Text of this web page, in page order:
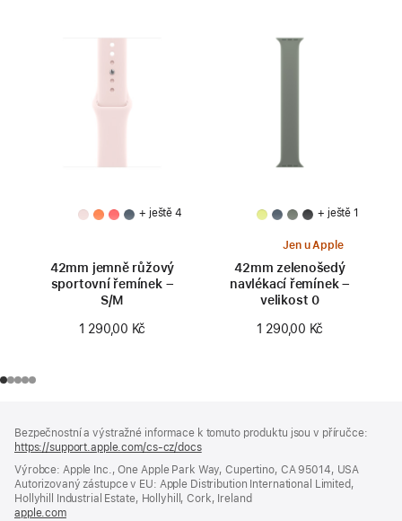
+ ještě 4
42mm jemně růžový
sportovní řemínek –
S/M
1 290,00 Kč
+ ještě 1
Jen u Apple
42mm zelenošedý
navlékací řemínek –
velikost 0
1 290,00 Kč
Bezpečnostní a výstražné informace k tomuto produktu jsou v příručce:
https://support.apple.com/cs-cz/docs(otevře
v novém
okně)
Výrobce: Apple Inc., One Apple Park Way, Cupertino, CA 95014, USA
Autorizovaný zástupce v EU: Apple Distribution International Limited,
Hollyhill Industrial Estate, Hollyhill, Cork, Ireland
apple.com(otevře